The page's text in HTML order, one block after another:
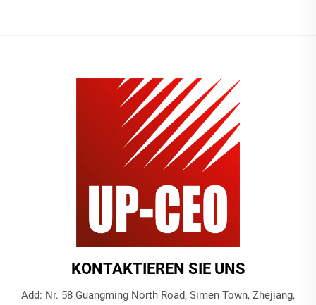
KONTAKTIEREN SIE UNS
Add: Nr. 58 Guangming North Road, Simen Town, Zhejiang,